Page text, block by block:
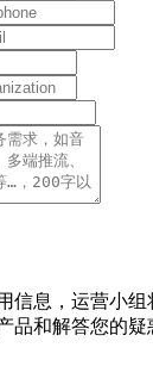
信息，运营小组
品和解答您的疑